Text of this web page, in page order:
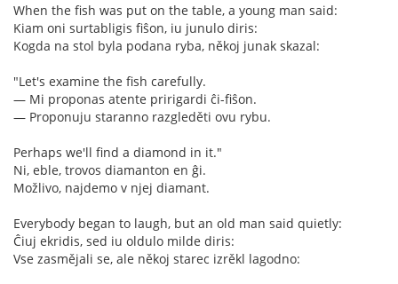
When the fish was put on the table, a young man said:
Kiam oni surtabligis fiŝon, iu junulo diris:
Kogda na stol byla podana ryba, někoj junak skazal:
"Let's examine the fish carefully.
— Mi proponas atente pririgardi ĉi-fiŝon.
— Proponuju staranno razgleděti ovu rybu.
Perhaps we'll find a diamond in it."
Ni, eble, trovos diamanton en ĝi.
Možlivo, najdemo v njej diamant.
Everybody began to laugh, but an old man said quietly:
Ĉiuj ekridis, sed iu oldulo milde diris:
Vse zasmějali se, ale někoj starec izrěkl lagodno: